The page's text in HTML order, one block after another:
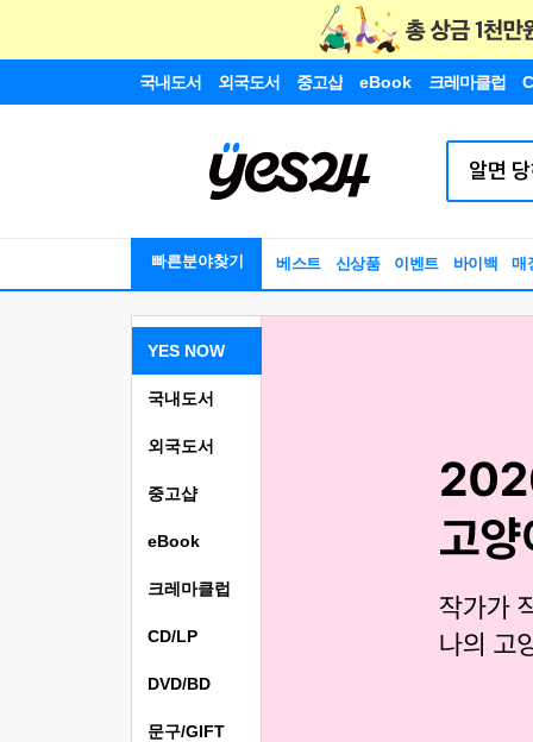
국내도서 외국도서 중고샵 eBook 크레마클럽
빠른분야찾기 베스트 신상품 이벤트 바이백 매
YES NOW
국내도서
외국도서
중고샵
eBook
크레마클럽
CD/LP
DVD/BD
문구/GIFT